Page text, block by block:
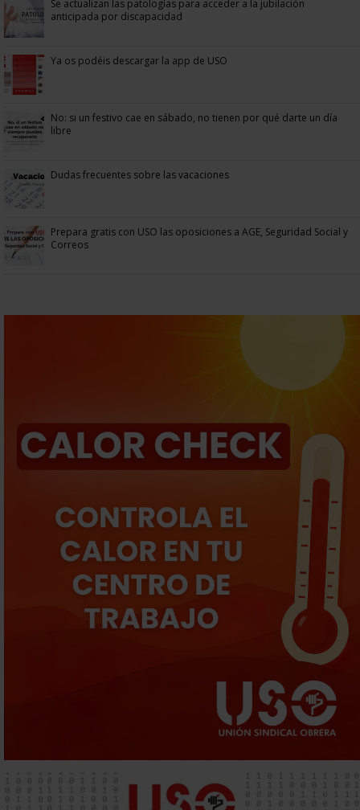
Se actualizan las patologías para acceder a la jubilación
anticipada por discapacidad
Ya os podéis descargar la app de USO
No: si un festivo cae en sábado, no tienen por qué darte un día
libre
Dudas frecuentes sobre las vacaciones
Prepara gratis con USO las oposiciones a AGE, Seguridad Social y
Correos